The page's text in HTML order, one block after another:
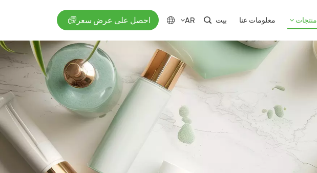
بيت معلومات عنا منتجات AR
en
fr
احصل على عرض سعر